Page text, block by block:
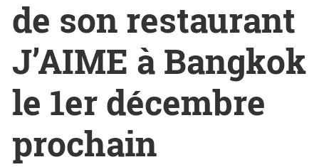
de son restaurant
J’AIME à Bangkok
le 1er décembre
prochain